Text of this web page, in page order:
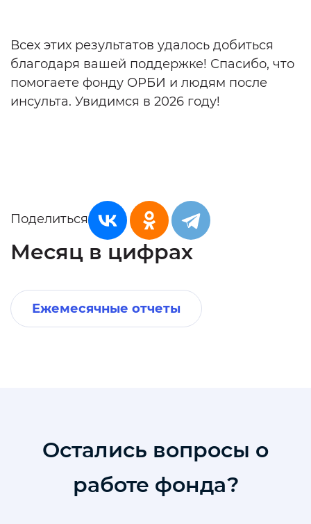
Всех этих результатов удалось добиться
благодаря вашей поддержке! Спасибо, что
помогаете фонду ОРБИ и людям после
инсульта. Увидимся в 2026 году!
Поделиться
Месяц в цифрах
Ежемесячные отчеты
Остались вопросы о
работе фонда?